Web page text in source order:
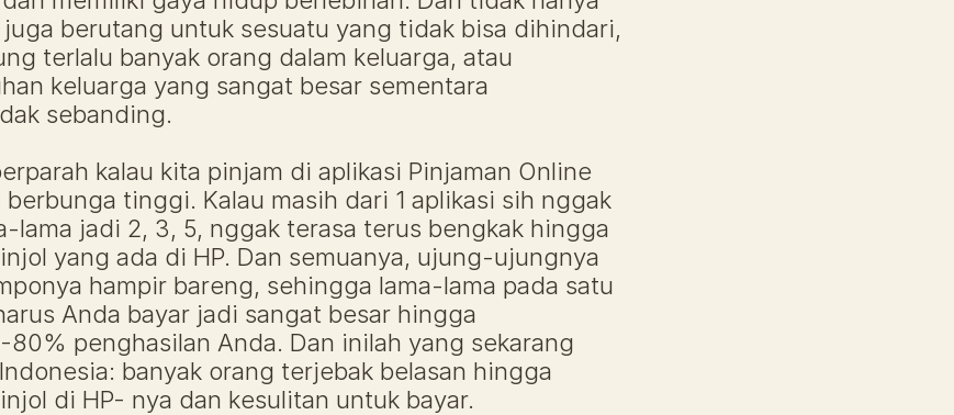
berutang untuk sesuatu yang tidak bisa dihindari,
terlalu banyak orang dalam keluarga, atau
keluarga yang sangat besar sementara
sebanding.
kalau kita pinjam di aplikasi Pinjaman Online
tinggi. Kalau masih dari 1 aplikasi sih nggak
lama jadi 2, 3, 5, nggak terasa terus bengkak hingga
yang ada di HP. Dan semuanya, ujung-ujungnya
hampir bareng, sehingga lama-lama pada satu
Anda bayar jadi sangat besar hingga
penghasilan Anda. Dan inilah yang sekarang
banyak orang terjebak belasan hingga
di HP- nya dan kesulitan untuk bayar.